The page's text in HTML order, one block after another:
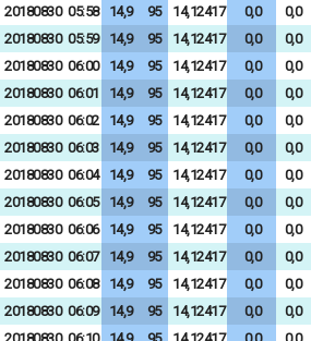
20180830 05:58 14,9 95 14,12417 0,0 0,0
20180830 05:59 14,9 95 14,12417 0,0 0,0
20180830 06:00 14,9 95 14,12417 0,0 0,0
20180830 06:01 14,9 95 14,12417 0,0 0,0
20180830 06:02 14,9 95 14,12417 0,0 0,0
20180830 06:03 14,9 95 14,12417 0,0 0,0
20180830 06:04 14,9 95 14,12417 0,0 0,0
20180830 06:05 14,9 95 14,12417 0,0 0,0
20180830 06:06 14,9 95 14,12417 0,0 0,0
20180830 06:07 14,9 95 14,12417 0,0 0,0
20180830 06:08 14,9 95 14,12417 0,0 0,0
20180830 06:09 14,9 95 14,12417 0,0 0,0